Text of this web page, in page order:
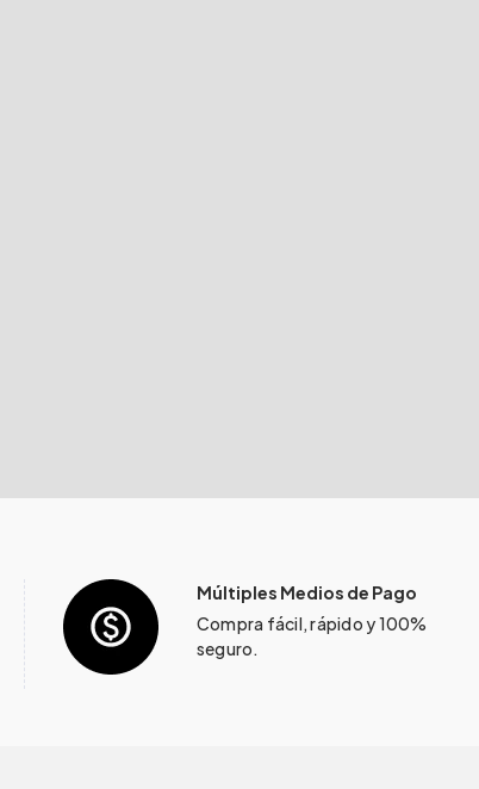
Múltiples Medios de Pago
Compra fácil, rápido y 100%
seguro.